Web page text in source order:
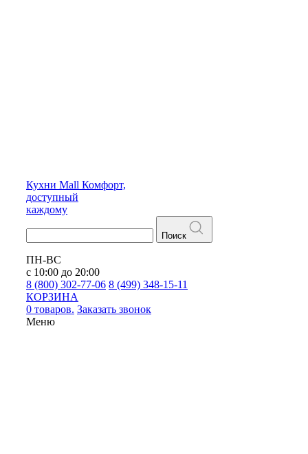
Кухни Mall Комфорт,
доступный
каждому
Поиск
ПН-ВС
с 10:00 до 20:00
8 (800) 302-77-06 8 (499) 348-15-11
КОРЗИНА
0 товаров. Заказать звонок
Меню